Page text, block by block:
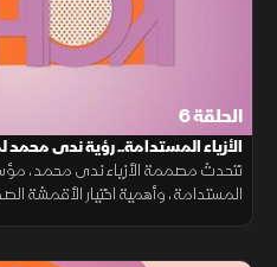
الحلقة 6
الأزياء المستدامة.. رؤية ندى
المستدامة، وأهمية اختيار الأقمشة